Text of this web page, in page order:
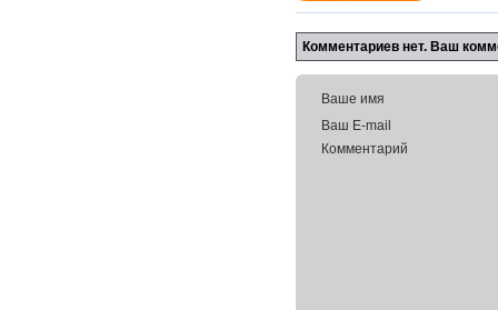
Комментариев нет. Ваш
Ваше имя
Ваш E-mail
Комментарий